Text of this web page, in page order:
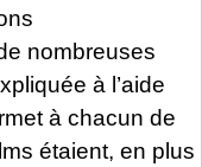
nombreuses
à l’aide
à chacun de
étaient, en plus